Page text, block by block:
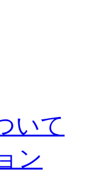
いて
ン